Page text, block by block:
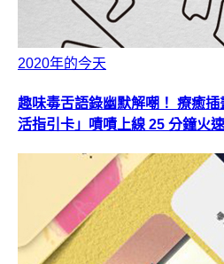
2020年的今天
趣味毒舌語錄幽默解嘲！ 療癒
活指引卡」嘖嘖上線 25 分鐘火